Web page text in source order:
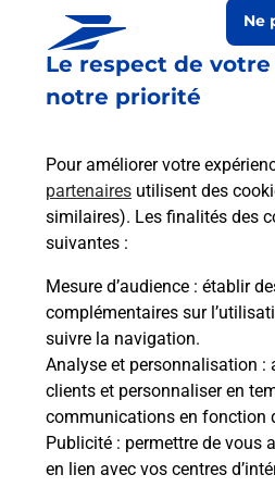
Le respect de
notre priorité
Pour améliorer votre
partenaires utilisent des
similaires). Les finalités des
suivantes :
Mesure d’audience : établir
complémentaires sur
suivre la navigation.
Analyse et personnalisation :
clients et personnaliser en
communications en fonction
Publicité : permettre de vous
en lien avec vos centres
Ne
Prochaine collecte du
1 Place De L Eglise
08200 Fleigneux
Itinéraire
Le lien s'ouvre dans un nouvel onglet